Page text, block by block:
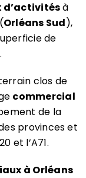
d’activitésà
(Orléans Sud),
de
clos de
commercial
de la
provinces et
et l’A71.
à Orléans